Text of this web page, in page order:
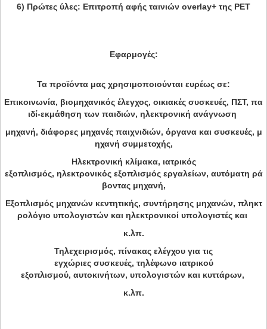
6) Πρώτες ύλες: Επιτροπή αφής ταινιών overlay+ της PET
Εφαρμογές:
Τα προϊόντα μας χρησιμοποιούνται ευρέως σε:
Επικοινωνία, βιομηχανικός έλεγχος, οικιακές συσκευές, ΠΣΤ, πα
ιδί-εκμάθηση των παιδιών, ηλεκτρονική ανάγνωση
μηχανή, διάφορες μηχανές παιχνιδιών, όργανα και συσκευές, μ
ηχανή συμμετοχής,
Ηλεκτρονική κλίμακα, ιατρικός
εξοπλισμός, ηλεκτρονικός εξοπλισμός εργαλείων, αυτόματη ρά
βοντας μηχανή,
Εξοπλισμός μηχανών κεντητικής, συντήρησης μηχανών, πληκτ
ρολόγιο υπολογιστών και ηλεκτρονικοί υπολογιστές και
κ.λπ.
Τηλεχειρισμός, πίνακας ελέγχου για τις
εγχώριες συσκευές, τηλέφωνο ιατρικού
εξοπλισμού, αυτοκινήτων, υπολογιστών και κυττάρων,
κ.λπ.